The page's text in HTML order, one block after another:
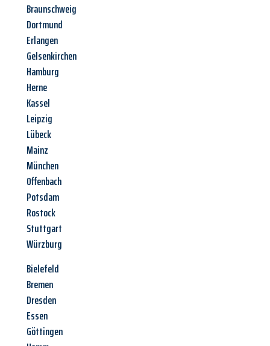
Braunschweig
Dortmund
Erlangen
Gelsenkirchen
Hamburg
Herne
Kassel
Leipzig
Lübeck
Mainz
München
Offenbach
Potsdam
Rostock
Stuttgart
Würzburg
Bielefeld
Bremen
Dresden
Essen
Göttingen